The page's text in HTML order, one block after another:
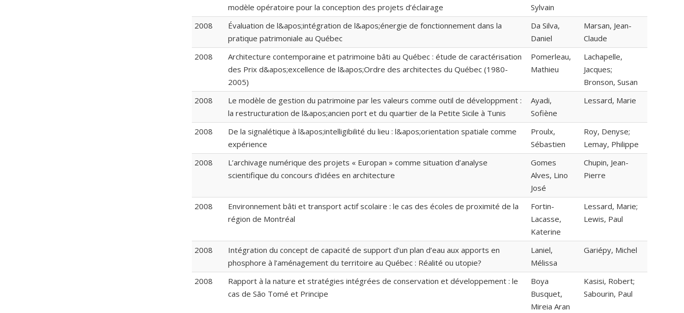
modèle opératoire pour la conception des projets d’éclairage
Sylvain
2008
Évaluation de l&apos;intégration de l&apos;énergie de fonctionnement dans la
pratique patrimoniale au Québec
Da Silva,
Daniel
Marsan, Jean-
Claude
2008
Architecture contemporaine et patrimoine bâti au Québec : étude de caractérisation
des Prix d&apos;excellence de l&apos;Ordre des architectes du Québec (1980-
2005)
Pomerleau,
Mathieu
Lachapelle,
Jacques;
Bronson, Susan
2008
Le modèle de gestion du patrimoine par les valeurs comme outil de développment :
la restructuration de l&apos;ancien port et du quartier de la Petite Sicile à Tunis
Ayadi,
Sofiène
Lessard, Marie
2008
De la signalétique à l&apos;intelligibilité du lieu : l&apos;orientation spatiale comme
expérience
Proulx,
Sébastien
Roy, Denyse;
Lemay, Philippe
2008
L’archivage numérique des projets « Europan » comme situation d’analyse
scientifique du concours d’idées en architecture
Gomes
Alves, Lino
José
Chupin, Jean-
Pierre
2008
Environnement bâti et transport actif scolaire : le cas des écoles de proximité de la
région de Montréal
Fortin-
Lacasse,
Katerine
Lessard, Marie;
Lewis, Paul
2008
Intégration du concept de capacité de support d’un plan d’eau aux apports en
phosphore à l’aménagement du territoire au Québec : Réalité ou utopie?
Laniel,
Mélissa
Gariépy, Michel
2008
Rapport à la nature et stratégies intégrées de conservation et développement : le
cas de São Tomé et Principe
Boya
Busquet,
Mireia Aran
Kasisi, Robert;
Sabourin, Paul